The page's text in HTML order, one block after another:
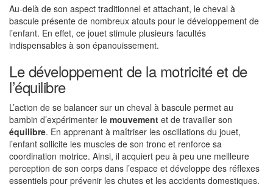
Au-delà de son aspect traditionnel et attachant, le cheval à
bascule présente de nombreux atouts pour le développement de
l’enfant. En effet, ce jouet stimule plusieurs facultés
indispensables à son épanouissement.
Le développement de la motricité et de
l’équilibre
L’action de se balancer sur un cheval à bascule permet au
bambin d’expérimenter le mouvement et de travailler son
équilibre. En apprenant à maîtriser les oscillations du jouet,
l’enfant sollicite les muscles de son tronc et renforce sa
coordination motrice. Ainsi, il acquiert peu à peu une meilleure
perception de son corps dans l’espace et développe des réflexes
essentiels pour prévenir les chutes et les accidents domestiques.